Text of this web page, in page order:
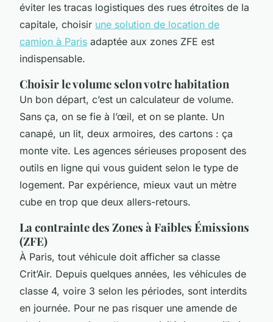
éviter les tracas logistiques des rues étroites de la
capitale, choisir une solution de location de
camion à Paris adaptée aux zones ZFE est
indispensable.
Choisir le volume selon votre habitation
Un bon départ, c’est un calculateur de volume.
Sans ça, on se fie à l’œil, et on se plante. Un
canapé, un lit, deux armoires, des cartons : ça
monte vite. Les agences sérieuses proposent des
outils en ligne qui vous guident selon le type de
logement. Par expérience, mieux vaut un mètre
cube en trop que deux allers-retours.
La contrainte des Zones à Faibles Émissions
(ZFE)
À Paris, tout véhicule doit afficher sa classe
Crit’Air. Depuis quelques années, les véhicules de
classe 4, voire 3 selon les périodes, sont interdits
en journée. Pour ne pas risquer une amende de